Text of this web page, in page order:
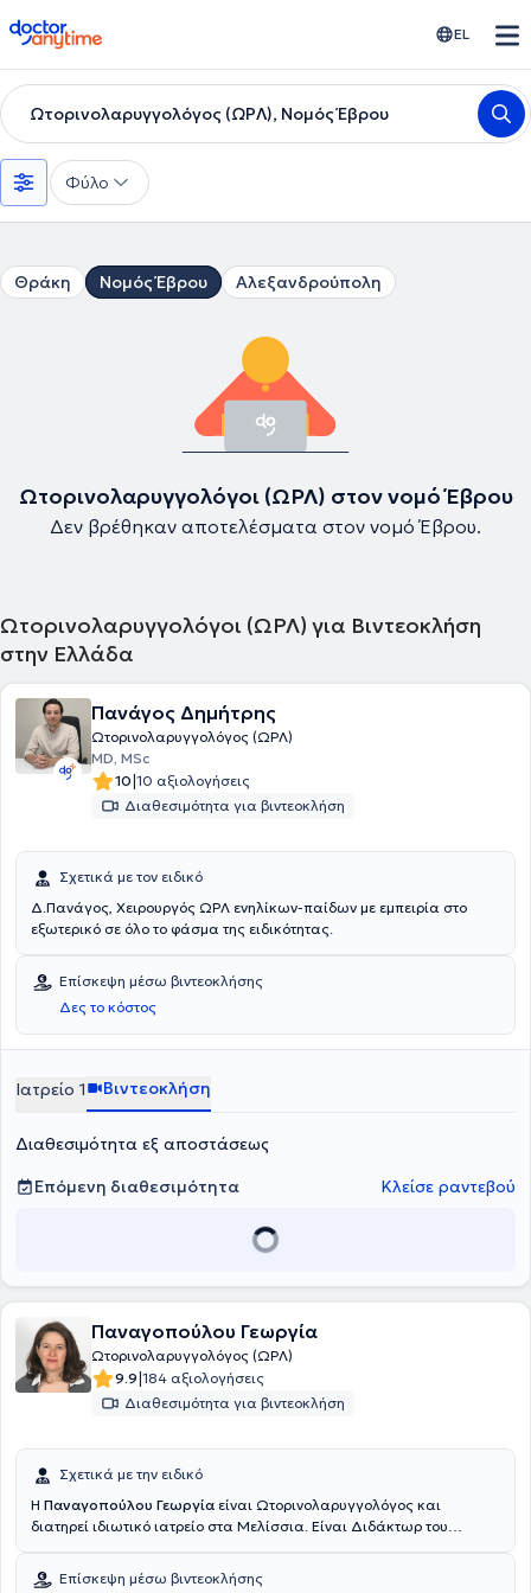
doctoranytime EL
Ωτορινολαρυγγολόγος (ΩΡΛ), Νομός Έβρου
Φύλο
Θράκη Νομός Έβρου Αλεξανδρούπολη
Ωτορινολαρυγγολόγοι (ΩΡΛ) στον νομό Έβρου
Δεν βρέθηκαν αποτελέσματα στον νομό Έβρου.
Ωτορινολαρυγγολόγοι (ΩΡΛ) για Βιντεοκλήση
στην Ελλάδα
Πανάγος Δημήτρης
Ωτορινολαρυγγολόγος (ΩΡΛ)
MD, MSc
10|10 αξιολογήσεις
Διαθεσιμότητα για βιντεοκλήση
Σχετικά με τον ειδικό
Δ.Πανάγος, Χειρουργός ΩΡΛ ενηλίκων-παίδων με εμπειρία στο
εξωτερικό σε όλο το φάσμα της ειδικότητας.
Επίσκεψη μέσω βιντεοκλήσης
Δες το κόστος
Ιατρείο 1 Βιντεοκλήση
Διαθεσιμότητα εξ αποστάσεως
Επόμενη διαθεσιμότητα
Κλείσε ραντεβού
Παναγοπούλου Γεωργία
Ωτορινολαρυγγολόγος (ΩΡΛ)
9.9|184 αξιολογήσεις
Διαθεσιμότητα για βιντεοκλήση
Σχετικά με την ειδικό
Η Παναγοπούλου Γεωργία είναι Ωτορινολαρυγγολόγος και
διατηρεί ιδιωτικό ιατρείο στα Μελίσσια. Είναι Διδάκτωρ του
Σχολής του Εθνικού και Καποδιστριακού Πανεπιστημίου Αθηνών.
Επίσκεψη μέσω βιντεοκλήσης